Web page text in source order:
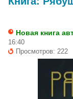
Новая книга
16:40
Просмотров: 222